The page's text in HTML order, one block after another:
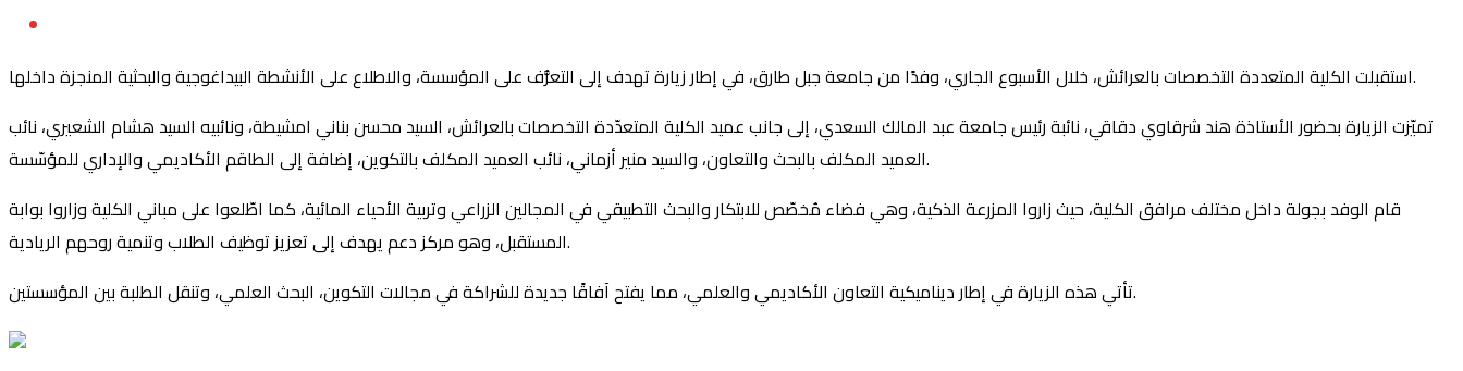
استقبلت الكلية المتعددة التخصصات بالعرائش، خلال الأسبوع الجاري، وفدًا من جامعة جبل طارق، في إطار زيارة تهدف إلى التعرُّف على المؤسسة، والاطلاع على الأنشطة البيداغوجية والبحثية المنجزة داخلها.
تميّزت الزيارة بحضور الأستاذة هند شرقاوي دقاقي، نائبة رئيس جامعة عبد المالك السعدي، إلى جانب عميد الكلية المتعدّدة التخصصات بالعرائش، السيد محسن بناني امشيطة، ونائبيه السيد هشام الشعيري، نائب
العميد المكلف بالبحث والتعاون، والسيد منير أزماني، نائب العميد المكلف بالتكوين، إضافة إلى الطاقم الأكاديمي والإداري للمؤسّسة.
قام الوفد بجولة داخل مختلف مرافق الكلية، حيث زاروا المزرعة الذكية، وهي فضاء مُخصّص للابتكار والبحث التطبيقي في المجالين الزراعي وتربية الأحياء المائية، كما اطّلعوا على مباني الكلية وزاروا بوابة
المستقبل، وهو مركز دعم يهدف إلى تعزيز توظيف الطلاب وتنمية روحهم الريادية.
تأتي هذه الزيارة في إطار ديناميكية التعاون الأكاديمي والعلمي، مما يفتح آفاقًا جديدة للشراكة في مجالات التكوين، البحث العلمي، وتنقل الطلبة بين المؤسستين.